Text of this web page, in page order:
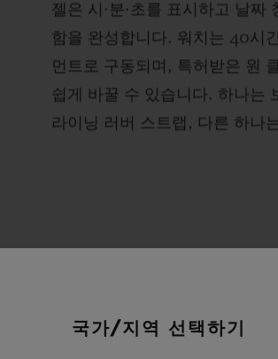
젤은 시·분·초를 표시하고 날
함을 완성합니다. 워치는 40시
먼트로 구동되며, 특허받은 원
쉽게 바꿀 수 있습니다. 하나는
라이닝 러버 스트랩, 다른 하나
국가/지역 선택하기